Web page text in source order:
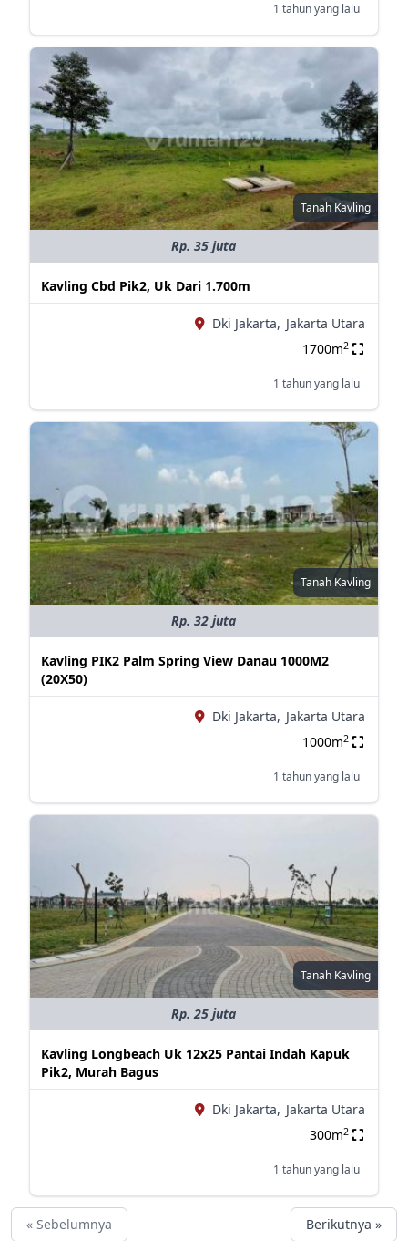
1 tahun yang lalu
Tanah Kavling
Rp. 35 juta
Kavling Cbd Pik2, Uk Dari 1.700m
Dki Jakarta, Jakarta Utara
1700m2
1 tahun yang lalu
Tanah Kavling
Rp. 32 juta
Kavling PIK2 Palm Spring View Danau 1000M2
(20X50)
Dki Jakarta, Jakarta Utara
1000m2
1 tahun yang lalu
Tanah Kavling
Rp. 25 juta
Kavling Longbeach Uk 12x25 Pantai Indah Kapuk
Pik2, Murah Bagus
Dki Jakarta, Jakarta Utara
300m2
1 tahun yang lalu
« Sebelumnya Berikutnya »